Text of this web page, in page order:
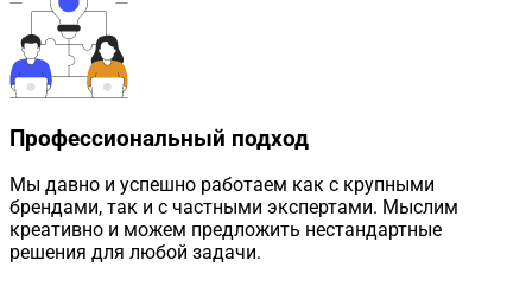
Профессиональный подход
Мы давно и успешно работаем как с крупными
брендами, так и с частными экспертами. Мыслим
креативно и можем предложить нестандартные
решения для любой задачи.